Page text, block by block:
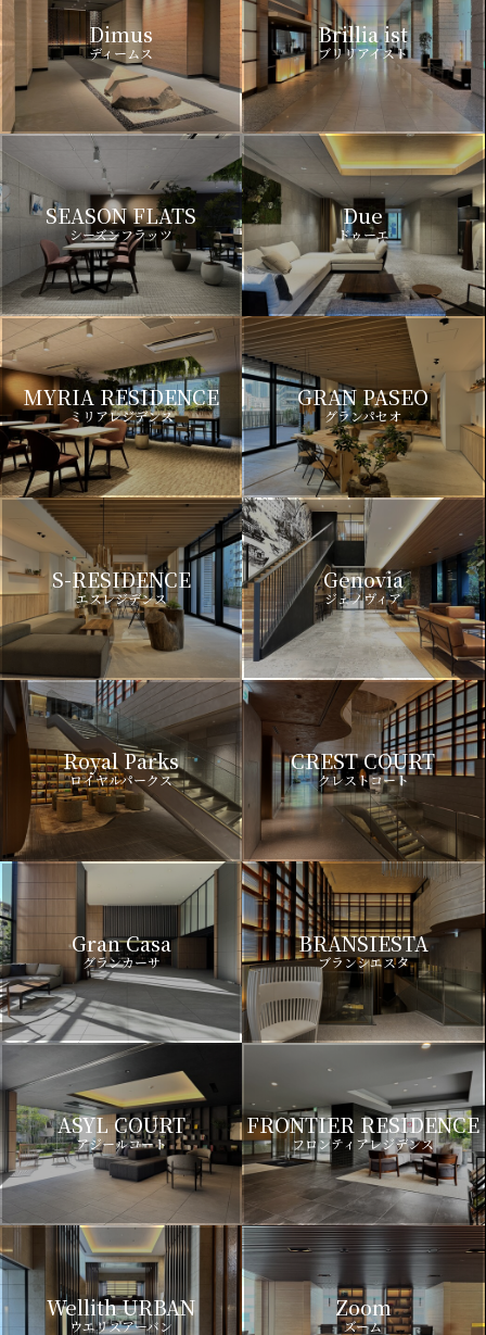
Dimus
ディームス
Brillia ist
ブリリアイスト
SEASON FLATS
シーズンフラッツ
Due
ドゥーエ
MYRIA RESIDENCE
ミリアレジデンス
GRAN PASEO
グランパセオ
S-RESIDENCE
エスレジデンス
Genovia
ジェノヴィア
Royal Parks
ロイヤルパークス
CREST COURT
クレストコート
Gran Casa
グランカーサ
BRANSIESTA
ブランシエスタ
ASYL COURT
アジールコート
FRONTIER RESIDENCE
フロンティアレジデンス
Wellith URBAN
ウエリスアーバン
Zoom
ズーム